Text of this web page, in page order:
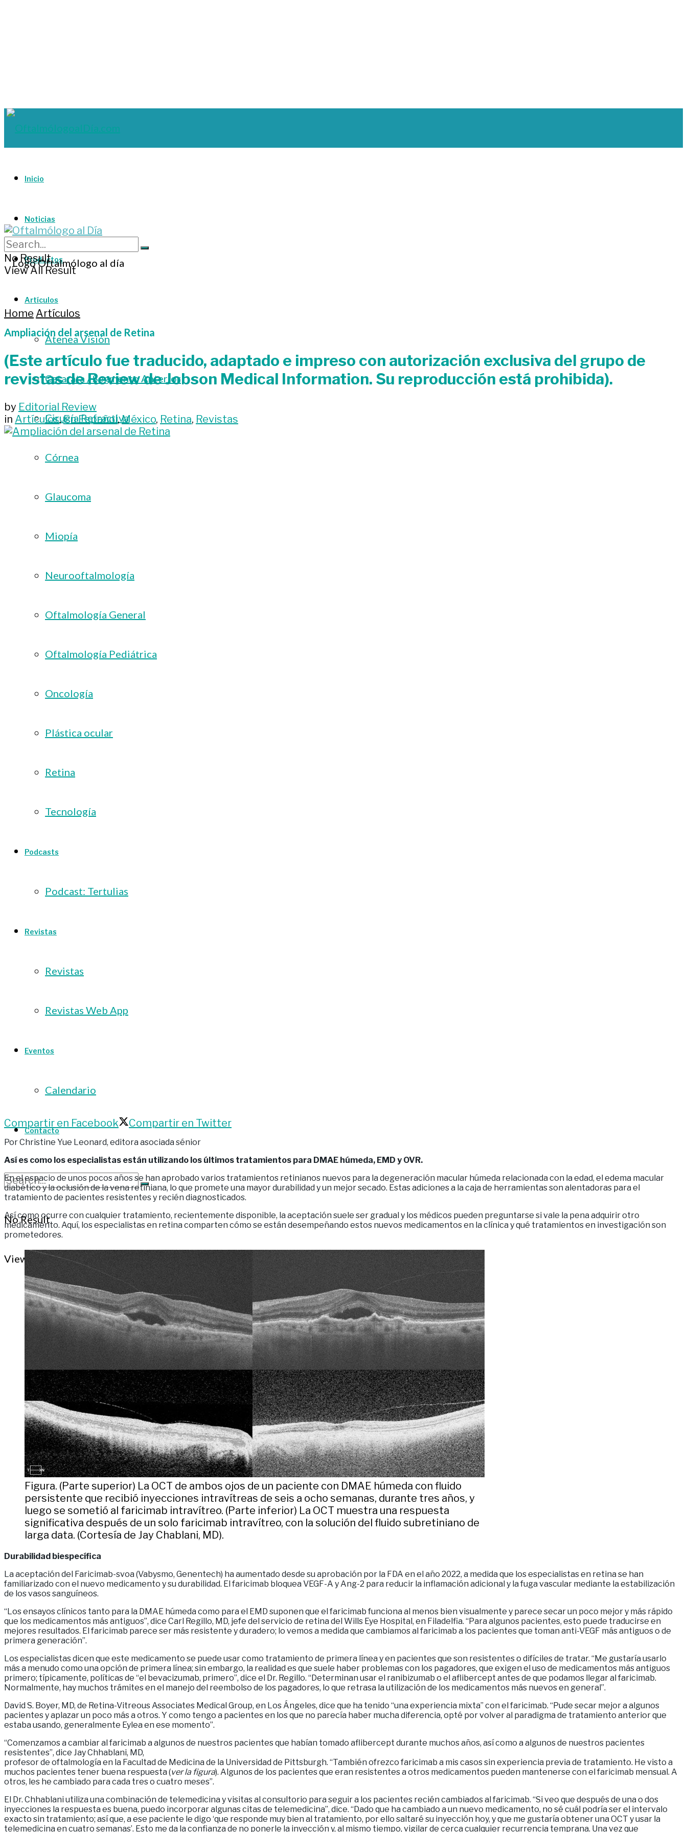
Inicio
Noticias
Productos
Artículos
Atenea Visión
Catarata / Segmento Anterior
Cirugía Refractiva
Córnea
Glaucoma
Miopía
Neurooftalmología
Oftalmología General
Oftalmología Pediátrica
Oncología
Plástica ocular
Retina
Tecnología
Podcasts
Podcast: Tertulias
Revistas
Revistas
Revistas Web App
Eventos
Calendario
Contacto
No Result
View All Result
No Result
View All Result
Home Artículos
Ampliación del arsenal de Retina
(Este artículo fue traducido, adaptado e impreso con autorización exclusiva del grupo de
revistas de Review de Jobson Medical Information. Su reproducción está prohibida).
by Editorial Review
in Artículos,En Español,México, Retina, Revistas
Compartir en Facebook Compartir en Twitter
Por Christine Yue Leonard, editora asociada sénior
Así es como los especialistas están utilizando los últimos tratamientos para DMAE húmeda, EMD y OVR.
En el espacio de unos pocos años se han aprobado varios tratamientos retinianos nuevos para la degeneración macular húmeda relacionada con la edad, el edema macular
diabético y la oclusión de la vena retiniana, lo que promete una mayor durabilidad y un mejor secado. Estas adiciones a la caja de herramientas son alentadoras para el
tratamiento de pacientes resistentes y recién diagnosticados.
Así como ocurre con cualquier tratamiento, recientemente disponible, la aceptación suele ser gradual y los médicos pueden preguntarse si vale la pena adquirir otro
medicamento. Aquí, los especialistas en retina comparten cómo se están desempeñando estos nuevos medicamentos en la clínica y qué tratamientos en investigación son
prometedores.
Figura. (Parte superior) La OCT de ambos ojos de un paciente con DMAE húmeda con fluido
persistente que recibió inyecciones intravítreas de seis a ocho semanas, durante tres años, y
luego se sometió al faricimab intravítreo. (Parte inferior) La OCT muestra una respuesta
significativa después de un solo faricimab intravítreo, con la solución del fluido subretiniano de
larga data. (Cortesía de Jay Chablani, MD).
Durabilidad biespecífica
La aceptación del Faricimab-svoa (Vabysmo, Genentech) ha aumentado desde su aprobación por la FDA en el año 2022, a medida que los especialistas en retina se han
familiarizado con el nuevo medicamento y su durabilidad. El faricimab bloquea VEGF-A y Ang-2 para reducir la inflamación adicional y la fuga vascular mediante la estabilización
de los vasos sanguíneos.
“Los ensayos clínicos tanto para la DMAE húmeda como para el EMD suponen que el faricimab funciona al menos bien visualmente y parece secar un poco mejor y más rápido
que los medicamentos más antiguos”, dice Carl Regillo, MD, jefe del servicio de retina del Wills Eye Hospital, en Filadelfia. “Para algunos pacientes, esto puede traducirse en
mejores resultados. El faricimab parece ser más resistente y duradero; lo vemos a medida que cambiamos al faricimab a los pacientes que toman anti-VEGF más antiguos o de
primera generación”.
Los especialistas dicen que este medicamento se puede usar como tratamiento de primera línea y en pacientes que son resistentes o difíciles de tratar. “Me gustaría usarlo
más a menudo como una opción de primera línea; sin embargo, la realidad es que suele haber problemas con los pagadores, que exigen el uso de medicamentos más antiguos
primero; típicamente, políticas de “el bevacizumab, primero”, dice el Dr. Regillo. “Determinan usar el ranibizumab o el aflibercept antes de que podamos llegar al faricimab.
Normalmente, hay muchos trámites en el manejo del reembolso de los pagadores, lo que retrasa la utilización de los medicamentos más nuevos en general”.
David S. Boyer, MD, de Retina-Vitreous Associates Medical Group, en Los Ángeles, dice que ha tenido “una experiencia mixta” con el faricimab. “Pude secar mejor a algunos
pacientes y aplazar un poco más a otros. Y como tengo a pacientes en los que no parecía haber mucha diferencia, opté por volver al paradigma de tratamiento anterior que
estaba usando, generalmente Eylea en ese momento”.
“Comenzamos a cambiar al faricimab a algunos de nuestros pacientes que habían tomado aflibercept durante muchos años, así como a algunos de nuestros pacientes
resistentes”, dice Jay Chhablani, MD,
profesor de oftalmología en la Facultad de Medicina de la Universidad de Pittsburgh. “También ofrezco faricimab a mis casos sin experiencia previa de tratamiento. He visto a
muchos pacientes tener buena respuesta (ver la figura). Algunos de los pacientes que eran resistentes a otros medicamentos pueden mantenerse con el faricimab mensual. A
otros, les he cambiado para cada tres o cuatro meses”.
El Dr. Chhablani utiliza una combinación de telemedicina y visitas al consultorio para seguir a los pacientes recién cambiados al faricimab. “Si veo que después de una o dos
inyecciones la respuesta es buena, puedo incorporar algunas citas de telemedicina”, dice. “Dado que ha cambiado a un nuevo medicamento, no sé cuál podría ser el intervalo
exacto sin tratamiento; así que, a ese paciente le digo ‘que responde muy bien al tratamiento, por ello saltaré su inyección hoy, y que me gustaría obtener una OCT y usar la
telemedicina en cuatro semanas’. Esto me da la confianza de no ponerle la inyección y, al mismo tiempo, vigilar de cerca cualquier recurrencia temprana. Una vez que